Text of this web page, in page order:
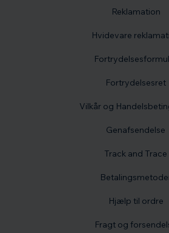
Reklamation
Hvidevare
Fortrydelsesret
Vilkår og
Genafsendelse
Track and Trace
Hjælp til ordre
Fragt og